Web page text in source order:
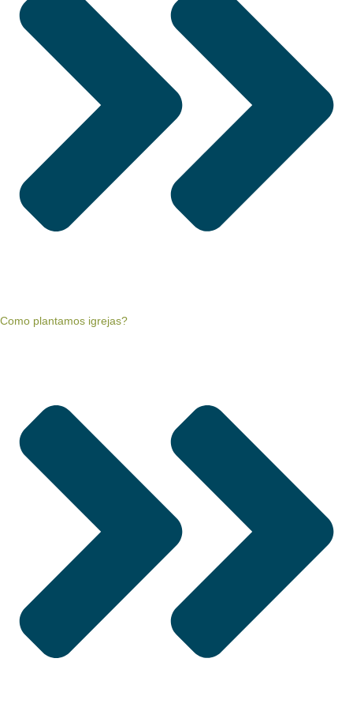
Como plantamos igrejas?